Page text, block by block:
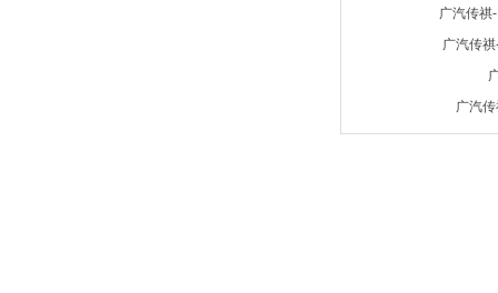
广汽传祺
广汽传
广汽